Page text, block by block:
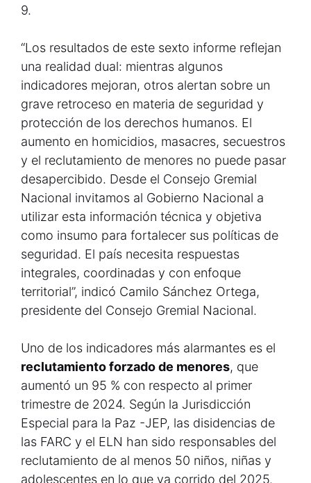
9.
“Los resultados de este sexto informe reflejan
una realidad dual: mientras algunos
indicadores mejoran, otros alertan sobre un
grave retroceso en materia de seguridad y
protección de los derechos humanos. El
aumento en homicidios, masacres, secuestros
y el reclutamiento de menores no puede pasar
desapercibido. Desde el Consejo Gremial
Nacional invitamos al Gobierno Nacional a
utilizar esta información técnica y objetiva
como insumo para fortalecer sus políticas de
seguridad. El país necesita respuestas
integrales, coordinadas y con enfoque
territorial”, indicó Camilo Sánchez Ortega,
presidente del Consejo Gremial Nacional.
Uno de los indicadores más alarmantes es el
reclutamiento forzado de menores, que
aumentó un 95 % con respecto al primer
trimestre de 2024. Según la Jurisdicción
Especial para la Paz -JEP, las disidencias de
las FARC y el ELN han sido responsables del
reclutamiento de al menos 50 niños, niñas y
adolescentes en lo que va corrido del 2025.